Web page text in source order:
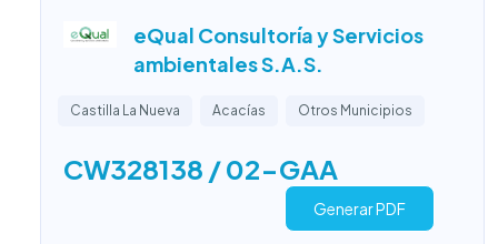
eQual Consultoría y Servicios
ambientales S.A.S.
Castilla La Nueva Acacías Otros Municipios
CW328138 / 02-GAA
Generar PDF